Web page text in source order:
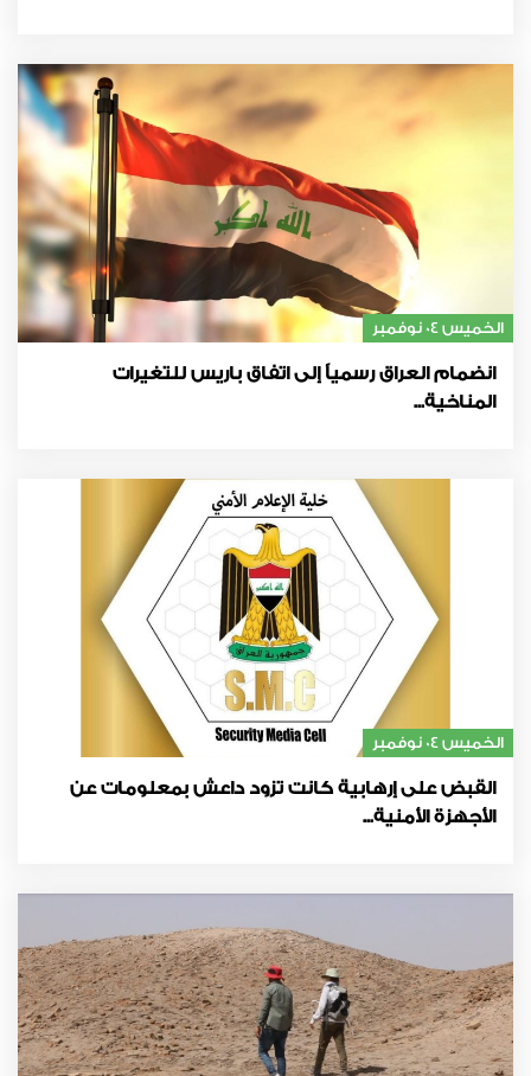
الخميس 04 نوفمبر
انضمام العراق رسمياً إلى اتفاق باريس للتغيرات
المناخية...
الخميس 04 نوفمبر
القبض على إرهابية كانت تزود داعش بمعلومات عن
الأجهزة الأمنية...